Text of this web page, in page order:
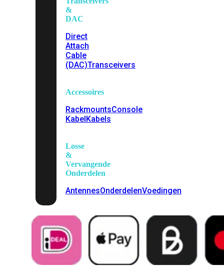
&
DAC
Direct
Attach
Cable
(DAC)Transceivers
Accessoires
RackmountsConsole
KabelKabels
Losse
&
Vervangende
Onderdelen
AntennesOnderdelenVoedingen